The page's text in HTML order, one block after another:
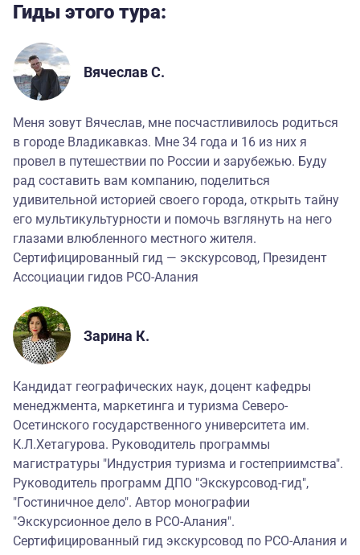
Гиды этого тура:
Вячеслав С.
Меня зовут Вячеслав, мне посчастливилось родиться
в городе Владикавказ. Мне 34 года и 16 из них я
провел в путешествии по России и зарубежью. Буду
рад составить вам компанию, поделиться
удивительной историей своего города, открыть тайну
его мультикультурности и помочь взглянуть на него
глазами влюбленного местного жителя.
Сертифицированный гид — экскурсовод, Президент
Ассоциации гидов РСО-Алания
Зарина К.
Кандидат географических наук, доцент кафедры
менеджмента, маркетинга и туризма Северо-
Осетинского государственного университета им.
К.Л.Хетагурова. Руководитель программы
магистратуры "Индустрия туризма и гостеприимства".
Руководитель программ ДПО "Экскурсовод-гид",
"Гостиничное дело". Автор монографии
"Экскурсионное дело в РСО-Алания".
Сертифицированный гид экскурсовод по РСО-Алания и